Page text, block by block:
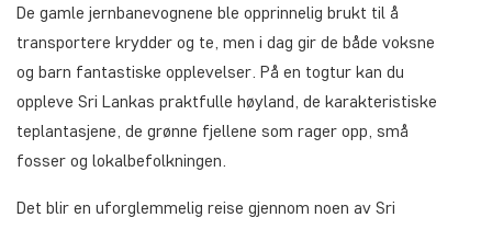
De gamle jernbanevognene ble opprinnelig brukt til å
transportere krydder og te, men i dag gir de både voksne
og barn fantastiske opplevelser. På en togtur kan du
oppleve Sri Lankas praktfulle høyland, de karakteristiske
teplantasjene, de grønne fjellene som rager opp, små
fosser og lokalbefolkningen.
Det blir en uforglemmelig reise gjennom noen av Sri